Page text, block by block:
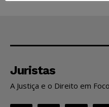
Juristas
A Justiça e o Direito em Foco